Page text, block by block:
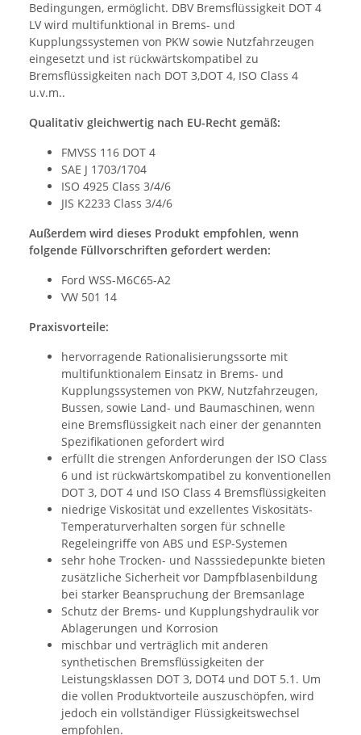
Bedingungen, ermöglicht. DBV Bremsflüssigkeit DOT 4
LV wird multifunktional in Brems- und
Kupplungssystemen von PKW sowie Nutzfahrzeugen
eingesetzt und ist rückwärtskompatibel zu
Bremsflüssigkeiten nach DOT 3,DOT 4, ISO Class 4
u.v.m..
Qualitativ gleichwertig nach EU-Recht gemäß:
FMVSS 116 DOT 4
SAE J 1703/1704
ISO 4925 Class 3/4/6
JIS K2233 Class 3/4/6
Außerdem wird dieses Produkt empfohlen, wenn
folgende Füllvorschriften gefordert werden:
Ford WSS-M6C65-A2
VW 501 14
Praxisvorteile:
hervorragende Rationalisierungssorte mit
multifunktionalem Einsatz in Brems- und
Kupplungssystemen von PKW, Nutzfahrzeugen,
Bussen, sowie Land- und Baumaschinen, wenn
eine Bremsflüssigkeit nach einer der genannten
Spezifikationen gefordert wird
erfüllt die strengen Anforderungen der ISO Class
6 und ist rückwärtskompatibel zu konventionellen
DOT 3, DOT 4 und ISO Class 4 Bremsflüssigkeiten
niedrige Viskosität und exzellentes Viskositäts-
Temperaturverhalten sorgen für schnelle
Regeleingriffe von ABS und ESP-Systemen
sehr hohe Trocken- und Nasssiedepunkte bieten
zusätzliche Sicherheit vor Dampfblasenbildung
bei starker Beanspruchung der Bremsanlage
Schutz der Brems- und Kupplungshydraulik vor
Ablagerungen und Korrosion
mischbar und verträglich mit anderen
synthetischen Bremsflüssigkeiten der
Leistungsklassen DOT 3, DOT4 und DOT 5.1. Um
die vollen Produktvorteile auszuschöpfen, wird
jedoch ein vollständiger Flüssigkeitswechsel
empfohlen.